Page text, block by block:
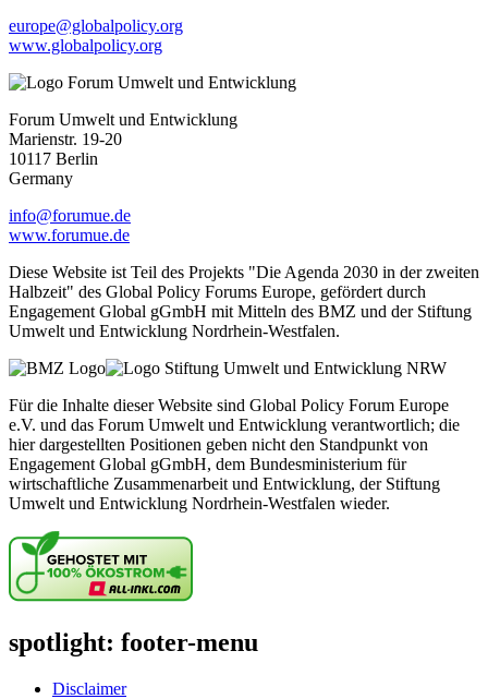
europe@globalpolicy.org
www.globalpolicy.org
Forum Umwelt und Entwicklung
Marienstr. 19-20
10117 Berlin
Germany
info@forumue.de
www.forumue.de
Diese Website ist Teil des Projekts "Die Agenda 2030 in der zweiten
Halbzeit" des Global Policy Forums Europe, gefördert durch
Engagement Global gGmbH mit Mitteln des BMZ und der Stiftung
Umwelt und Entwicklung Nordrhein-Westfalen.
Für die Inhalte dieser Website sind Global Policy Forum Europe
e.V. und das Forum Umwelt und Entwicklung verantwortlich; die
hier dargestellten Positionen geben nicht den Standpunkt von
Engagement Global gGmbH, dem Bundesministerium für
wirtschaftliche Zusammenarbeit und Entwicklung, der Stiftung
Umwelt und Entwicklung Nordrhein-Westfalen wieder.
spotlight: footer-menu
Disclaimer